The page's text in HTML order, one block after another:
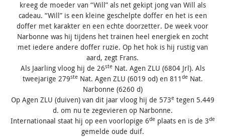
kreeg de moeder van “Will” als net gekipt jong van Will als
cadeau. “Will” is een kleine geschelpte doffer en het is een
doffer met karakter en een echte doorzetter. De week voor
Narbonne was hij tijdens het trainen heel energiek en zocht
met iedere andere doffer ruzie. Op het hok is hij rustig van
aard, zegt Frans.
Als Jaarling vloog hij de 26steNat. Agen ZLU (6804 Jrl). Als
tweejarige 279steNat. Agen ZLU (6019 od) en 811 deNat.
Narbonne (6260 d)
Op Agen ZLU (duiven) van dit jaar vloog hij de 573etegen 5.449
d. om nu te zegevieren op Narbonne.
Internationaal staat hij op een voorlopige 6deplaats en is de 3de
gemelde oude duif.